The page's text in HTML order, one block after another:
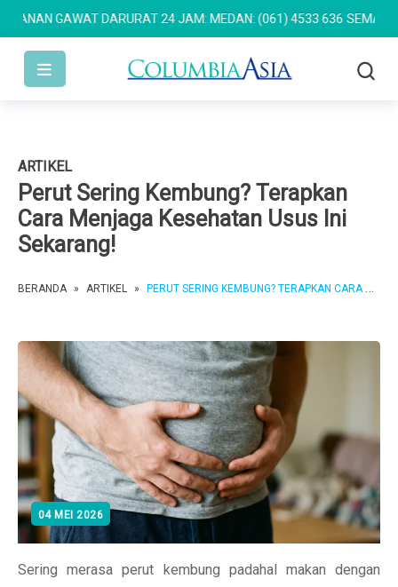
GAWAT DARURAT 24 JAM: MEDAN: (061) 4533 636 SEMARANG:
ARTIKEL
Perut Sering Kembung? Terapkan
Cara Menjaga Kesehatan Usus Ini
Sekarang!
BERANDA » ARTIKEL » PERUT SERING KEMBUNG? TERAPKAN CARA MENJAGA KESEHATAN USUS INI SEKARANG!
04 MEI 2026
Sering merasa perut kembung padahal makan dengan